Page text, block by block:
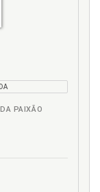
PAIXÃO